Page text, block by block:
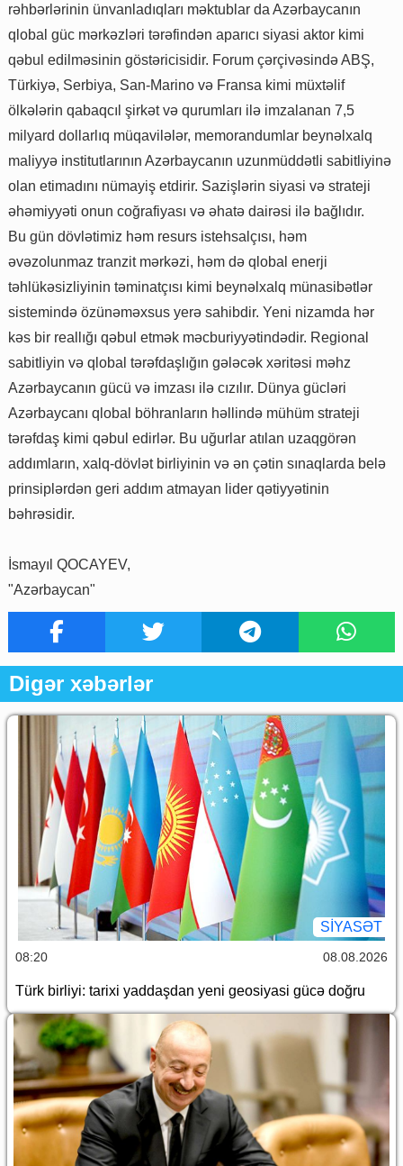
rəhbərlərinin ünvanladıqları məktublar da Azərbaycanın
qlobal güc mərkəzləri tərəfindən aparıcı siyasi aktor kimi
qəbul edilməsinin göstəricisidir. Forum çərçivəsində ABŞ,
Türkiyə, Serbiya, San-Marino və Fransa kimi müxtəlif
ölkələrin qabaqcıl şirkət və qurumları ilə imzalanan 7,5
milyard dollarlıq müqavilələr, memorandumlar beynəlxalq
maliyyə institutlarının Azərbaycanın uzunmüddətli sabitliyinə
olan etimadını nümayiş etdirir. Sazişlərin siyasi və strateji
əhəmiyyəti onun coğrafiyası və əhatə dairəsi ilə bağlıdır.
Bu gün dövlətimiz həm resurs istehsalçısı, həm
əvəzolunmaz tranzit mərkəzi, həm də qlobal enerji
təhlükəsizliyinin təminatçısı kimi beynəlxalq münasibətlər
sistemində özünəməxsus yerə sahibdir. Yeni nizamda hər
kəs bir reallığı qəbul etmək məcburiyyətindədir. Regional
sabitliyin və qlobal tərəfdaşlığın gələcək xəritəsi məhz
Azərbaycanın gücü və imzası ilə cızılır. Dünya gücləri
Azərbaycanı qlobal böhranların həllində mühüm strateji
tərəfdaş kimi qəbul edirlər. Bu uğurlar atılan uzaqgörən
addımların, xalq-dövlət birliyinin və ən çətin sınaqlarda belə
prinsiplərdən geri addım atmayan lider qətiyyətinin
bəhrəsidir.
İsmayıl QOCAYEV,
"Azərbaycan"
Digər xəbərlər
SİYASƏT
08:20 08.08.2026
Türk birliyi: tarixi yaddaşdan yeni geosiyasi gücə doğru